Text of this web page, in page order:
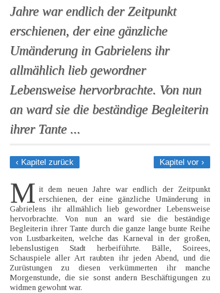
Jahre war endlich der Zeitpunkt
erschienen, der eine gänzliche
Umänderung in Gabrielens ihr
allmählich lieb gewordner
Lebensweise hervorbrachte. Von nun
an ward sie die beständige Begleiterin
ihrer Tante ...
‹ Kapitel zurück Kapitel vor ›
M it dem neuen Jahre war endlich der Zeitpunkt
erschienen, der eine gänzliche Umänderung in
Gabrielens ihr allmählich lieb gewordner Lebensweise
hervorbrachte. Von nun an ward sie die beständige
Begleiterin ihrer Tante durch die ganze lange bunte Reihe
von Lustbarkeiten, welche das Karneval in der großen,
lebenslustigen Stadt herbeiführte. Bälle, Soirees,
Schauspiele aller Art raubten ihr jeden Abend, und die
Zurüstungen zu diesen verkümmerten ihr manche
Morgenstunde, die sie sonst andern Beschäftigungen zu
widmen gewohnt war.